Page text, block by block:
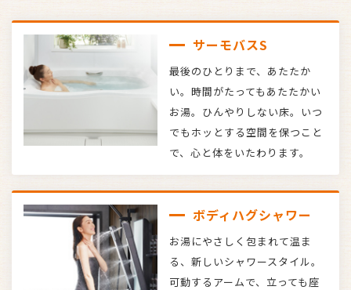
サーモバスS
最後のひとりまで、あたたか
い。時間がたってもあたたかい
お湯。ひんやりしない床。いつ
でもホッとする空間を保つこと
で、心と体をいたわります。
ボディハグシャワー
お湯にやさしく包まれて温ま
る、新しいシャワースタイル。
可動するアームで、立っても座